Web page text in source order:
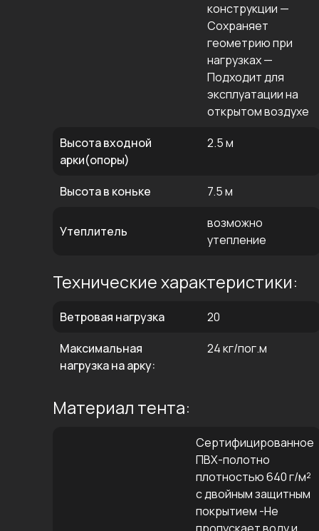
конструкции —
Сохраняет
геометрию при
нагрузках —
Подходит для
эксплуатации на
открытом воздухе
Высота входной
арки(опоры)
2.5 м
Высота в коньке 7.5 м
Утеплитель
возможно
утепление
Технические характеристики:
Ветровая нагрузка
20
Максимальная
нагрузка на арку:
24 кг/пог.м
Материал тента:
Сертифицированное
ПВХ-полотно
плотностью 640 г/м²
с двойным защитным
покрытием -Не